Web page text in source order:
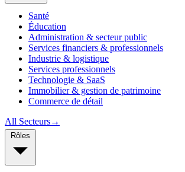
Santé
Éducation
Administration & secteur public
Services financiers & professionnels
Industrie & logistique
Services professionnels
Technologie & SaaS
Immobilier & gestion de patrimoine
Commerce de détail
All Secteurs→